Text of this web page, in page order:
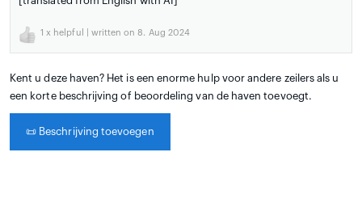
1 x helpful | written on 8. Aug 2024
Kent u deze haven? Het is een enorme hulp voor andere zeilers als u
een korte beschrijving of beoordeling van de haven toevoegt.
📜 Beschrijving toevoegen